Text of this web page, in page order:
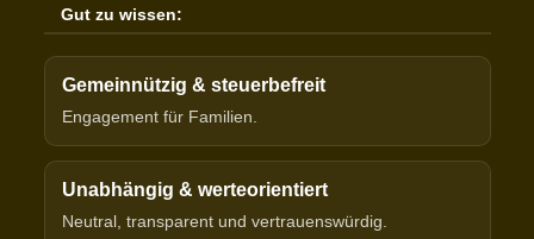
Gut zu wissen:
Gemeinnützig & steuerbefreit
Engagement für Familien.
Unabhängig & werteorientiert
Neutral, transparent und vertrauenswürdig.